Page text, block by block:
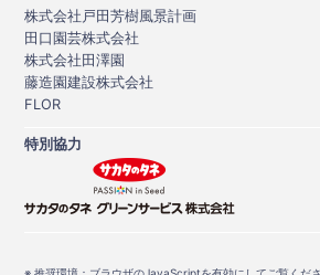
株式会社戸田芳樹風景計画
田口園芸株式会社
株式会社田澤園
藤造園建設株式会社
FLOR
特別協力